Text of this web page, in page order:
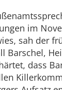
im
sah der
Barschel,
dass